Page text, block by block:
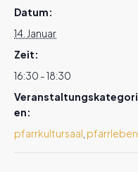
Datum:
14. Januar
Zeit:
16:30 - 18:30
Veranstaltungskategori
en:
pfarrkultursaal pfarrleben